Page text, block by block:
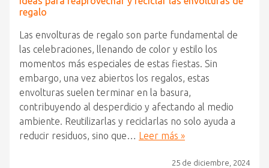
regalo
Las envolturas de regalo son parte fundamental de
las celebraciones, llenando de color y estilo los
momentos más especiales de estas fiestas. Sin
embargo, una vez abiertos los regalos, estas
envolturas suelen terminar en la basura,
contribuyendo al desperdicio y afectando al medio
ambiente. Reutilizarlas y reciclarlas no solo ayuda a
reducir residuos, sino que… Leer más »
25 de diciembre, 2024